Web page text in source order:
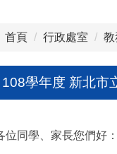
首頁 行政處室 教
108學年度 新北市
位同學、家長您們好：